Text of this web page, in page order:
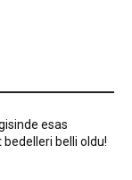
esas
bedelleri belli oldu!